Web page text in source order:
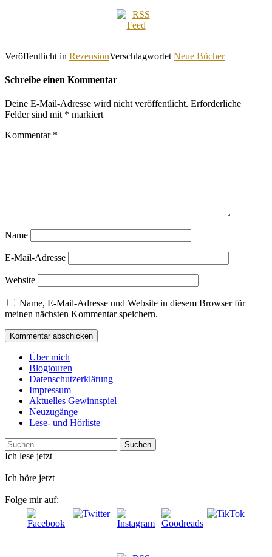
Veröffentlicht in RezensionVerschlagwortet Neue Bücher
Schreibe einen Kommentar
Deine E-Mail-Adresse wird nicht veröffentlicht. Erforderliche
Felder sind mit * markiert
Kommentar *
Name
E-Mail-Adresse
Website
Name, E-Mail-Adresse und Website in diesem Browser für
meinen nächsten Kommentar speichern.
Über mich
Blogtouren
Datenschutzerklärung
Impressum
Aktuelles Gewinnspiel
Neuzugänge
Lese- und Hörliste
Suchen
nach:
Ich lese jetzt
Ich höre jetzt
Folge mir auf: